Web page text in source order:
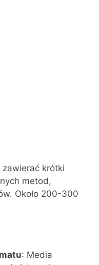
krótki
metod,
Około 200-300
: Media